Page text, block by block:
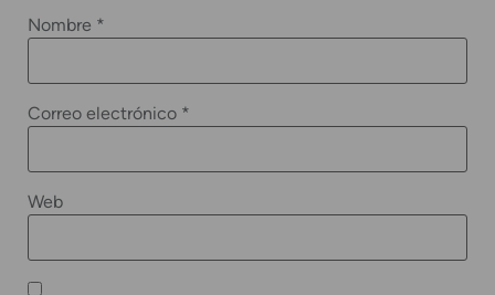
Nombre *
Correo electrónico *
Web